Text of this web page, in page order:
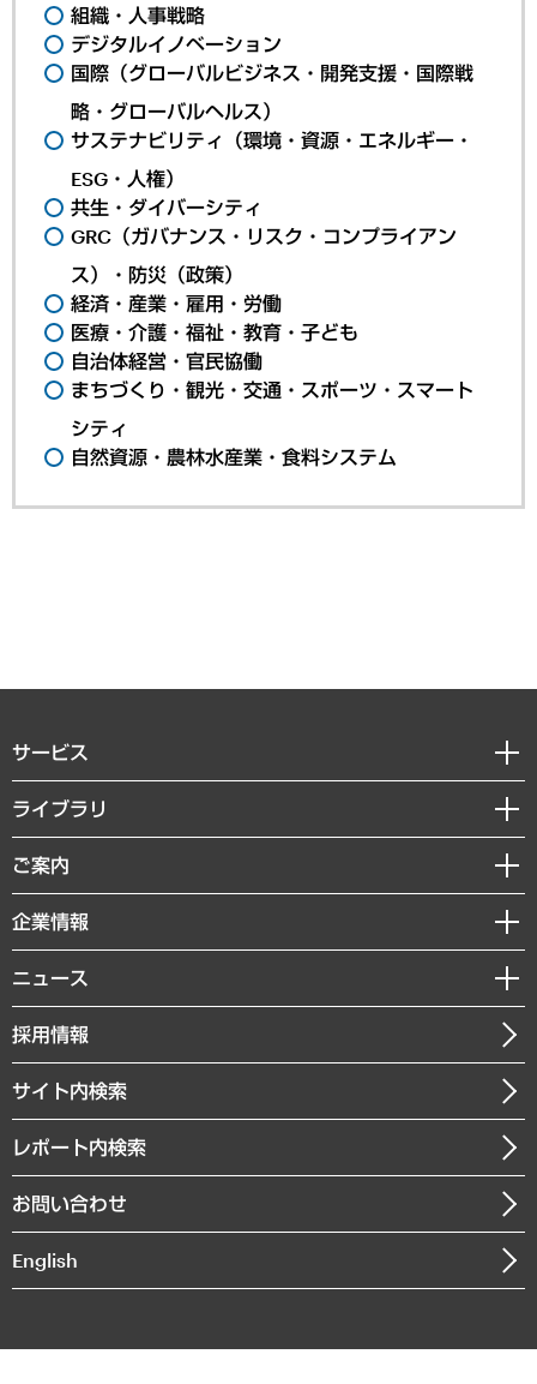
組織・人事戦略
デジタルイノベーション
国際（グローバルビジネス・開発支援・国際戦
略・グローバルヘルス）
サステナビリティ（環境・資源・エネルギー・
ESG・人権）
共生・ダイバーシティ
GRC（ガバナンス・リスク・コンプライアン
ス）・防災（政策）
経済・産業・雇用・労働
医療・介護・福祉・教育・子ども
自治体経営・官民協働
まちづくり・観光・交通・スポーツ・スマート
シティ
自然資源・農林水産業・食料システム
サービス
経営戦略
組織・人事戦略
デジタルイノベーション
共生・ダイバーシティ
GRC（ガバナンス・リスク・コンプライアンス）・防災（政策）
経済・産業・雇用・労働
まちづくり・観光・交通・スポーツ・スマートシティ
自然資源・農林水産業・食料システム
ライブラリ
経済調査
レポート
コラム
経営用語集
受託・受注実績（官公庁関連）
メディア掲載・出演
ご案内
セミナー・イベント情報
MUFGビジネスセミナー
受託案件情報
企業情報
私たちの想い
社長メッセージ
会社概要
沿革
組織図・本部部室紹介
インドネシア現地法人
個人情報保護方針
ニュース
ニュースリリース
お知らせ
採用情報
サイト内検索
レポート内検索
お問い合わせ
English